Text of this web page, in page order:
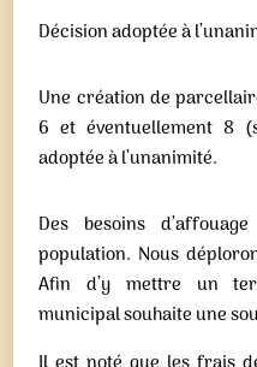
Décision adoptée à
Une création de
6 et éventuellement 8
adoptée à l’unanimité.
Des besoins
population. Nous
Afin d’y mettre un
municipal souhaite une